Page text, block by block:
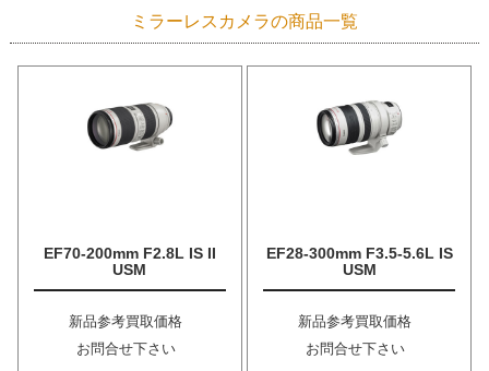
ミラーレスカメラの商品一覧
EF70-200mm F2.8L IS II
USM
新品参考買取価格
お問合せ下さい
EF28-300mm F3.5-5.6L IS
USM
新品参考買取価格
お問合せ下さい